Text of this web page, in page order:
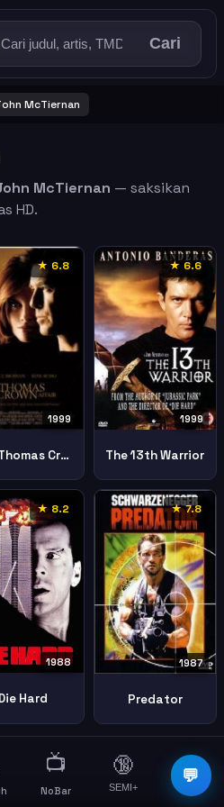
Cari
McTiernan
McTiernan — saksikan
HD.
★ 6.8
1999
The Thomas Crown Affair
★ 6.6
1999
The 13th Warrior
★ 8.2
1988
Hard
★ 7.8
1987
Predator
💬
📺
NoBar
🔞
SEMI+
☰